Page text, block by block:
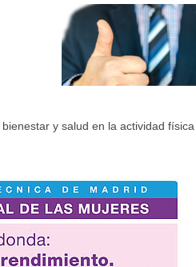
y salud en la actividad